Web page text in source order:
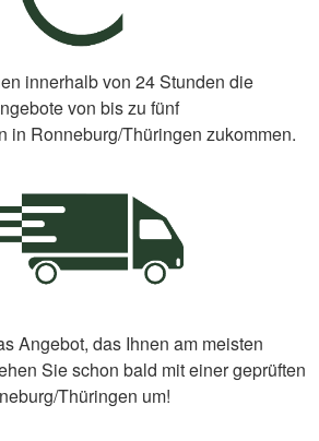
innerhalb von 24 Stunden die
von bis zu fünf
in Ronneburg/Thüringen zukommen.
Angebot, das Ihnen am meisten
Sie schon bald mit einer geprüften
Thüringen um!